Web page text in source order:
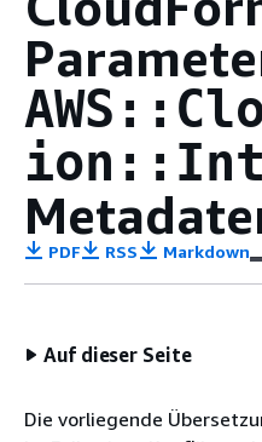
PDF RSS Markdown
Auf dieser Seite
Die vorliegende